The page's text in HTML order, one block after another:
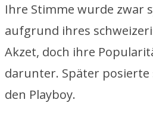
Ihre Stimme wurde zwar
aufgrund ihres
Akzet, doch ihre
darunter. Später
den Playboy.